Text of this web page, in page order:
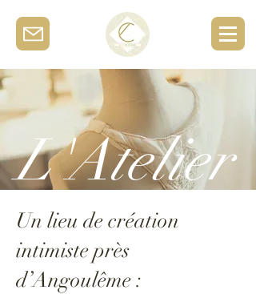
L'Atelier
Un lieu de création
intimiste près
d’Angoulême :